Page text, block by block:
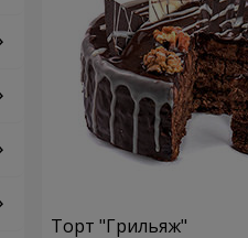
Торт "Грильяж"